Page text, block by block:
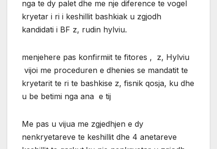
nga te dy palet dhe me nje diference te vogel
kryetar i ri i keshillit bashkiak u zgjodh
kandidati i BF z, rudin hylviu.
menjehere pas konfirmiit te fitores , z, Hylviu
vijoi me proceduren e dhenies se mandatit te
kryetarit te ri te bashkise z, fisnik qosja, ku dhe
u be betimi nga ana e tij
Me pas u vijua me zgjedhjen e dy
nenkryetareve te keshillit dhe 4 anetareve